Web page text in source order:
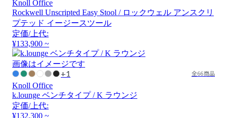
Knoll Office
Rockwell Unscripted Easy Stool / ロックウェル アンスクリ
プテッド イージースツール
定価/上代:
¥133,900 ~
画像はイメージです
+1 全66商品
Knoll Office
k.lounge ベンチタイプ / K ラウンジ
定価/上代:
¥132,300 ~